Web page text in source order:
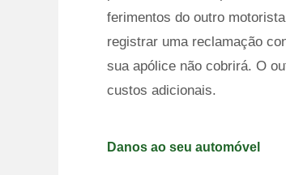
ferimentos do outro
registrar uma reclamação
sua apólice não cobrirá. O
custos adicionais.
Danos ao seu automóvel